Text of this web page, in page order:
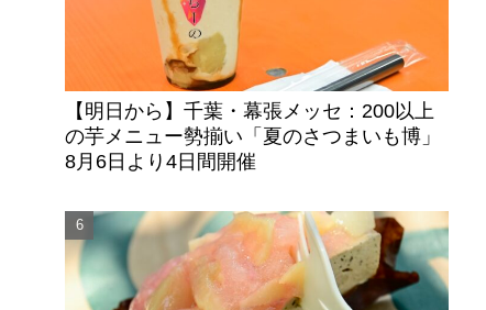
【明日から】千葉・幕張メッセ：200以上
の芋メニュー勢揃い「夏のさつまいも博」
8月6日より4日間開催